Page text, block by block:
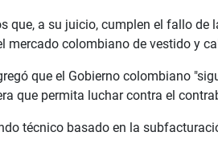
a su juicio, cumplen el fallo de
colombiano de vestido y
que el Gobierno colombiano
que permita luchar contra el
técnico basado en la